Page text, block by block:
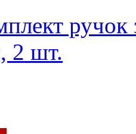
ручок
2 шт.